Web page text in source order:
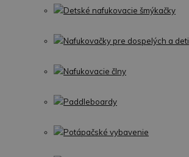
Detské nafukovacie šmýkačky
Nafukovačky pre dospelých a deti
Nafukovacie člny
Paddleboardy
Potápačské vybavenie